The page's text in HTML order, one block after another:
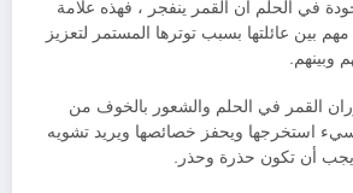
في الحلم أن القمر ينفجر ، فهذه علامة
بين عائلتها بسبب توترها المستمر لتعزيز
وبينهم.
القمر في الحلم والشعور بالخوف من
استخرجها ويحفز خصائصها ويريد تشويه
أن تكون حذرة وحذر.